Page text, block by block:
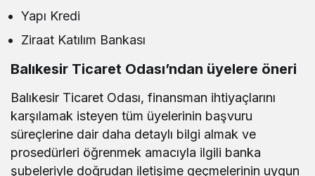
Yapı Kredi
Ziraat Katılım Bankası
Balıkesir Ticaret Odası’ndan üyelere öneri
Balıkesir Ticaret Odası, finansman ihtiyaçlarını
karşılamak isteyen tüm üyelerinin başvuru
süreçlerine dair daha detaylı bilgi almak ve
prosedürleri öğrenmek amacıyla ilgili banka
şubeleriyle doğrudan iletişime geçmelerinin uygun